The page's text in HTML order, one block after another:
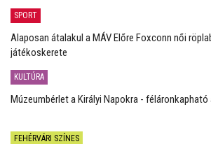
SPORT
Alaposan átalakul a MÁV Előre Foxconn női
játékoskerete
KULTÚRA
Múzeumbérlet a Királyi Napokra -
FEHÉRVÁRI SZÍNES